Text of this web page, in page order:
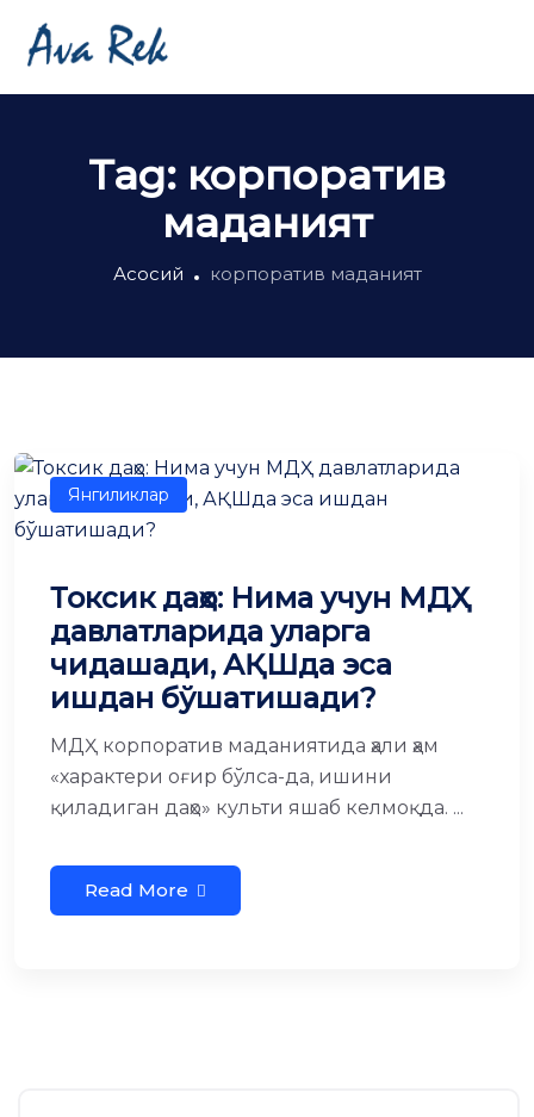
Tag: корпоратив
маданият
Асосий корпоратив маданият
Янгиликлар
Токсик даҳо: Нима учун МДҲ
давлатларида уларга
чидашади, АҚШда эса
ишдан бўшатишади?
МДҲ корпоратив маданиятида ҳали ҳам
«характери оғир бўлса-да, ишини
қиладиган даҳо» культи яшаб келмоқда. ...
Read More